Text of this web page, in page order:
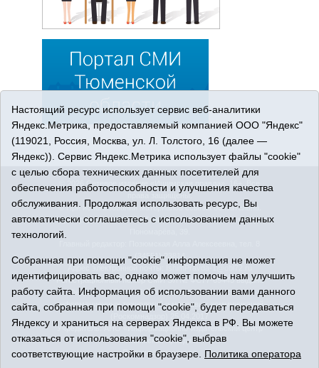
© 2026 Сетевое издание «Ишимская правда». 16+. Все
права защищены.
© При использовании материалов ссылка обязательна.
Адрес редакции: 627750 Тюменская область, г. Ишим, ул.
(34551) 23814
Адрес электронной почты:
IshimPravda-1@obl72.ru
Регистрационный номер СМИ Эл № ФС77-69445 выдано
Федеральной службой по надзору в сфере связи,
информационных технологий и массовых коммуникаций
Учредитель: АНО «Информационно-издательский центр
«Ишимская правда».
Политика оператора
Настоящий ресурс использует сервис веб-аналитики
Яндекс.Метрика, предоставляемый компанией ООО "Яндекс"
(119021, Россия, Москва, ул. Л. Толстого, 16 (далее —
Яндекс)). Сервис Яндекс.Метрика использует файлы "cookie"
с целью сбора технических данных посетителей для
обеспечения работоспособности и улучшения качества
обслуживания. Продолжая использовать ресурс, Вы
автоматически соглашаетесь с использованием данных
технологий.
Собранная при помощи "cookie" информация не может
идентифицировать вас, однако может помочь нам улучшить
работу сайта. Информация об использовании вами данного
сайта, собранная при помощи "cookie", будет передаваться
Яндексу и храниться на серверах Яндекса в РФ. Вы можете
отказаться от использования "cookie", выбрав
соответствующие настройки в браузере. Политика оператора